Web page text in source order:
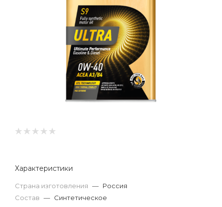
Характеристики
Страна изготовления — Россия
Состав — Синтетическое